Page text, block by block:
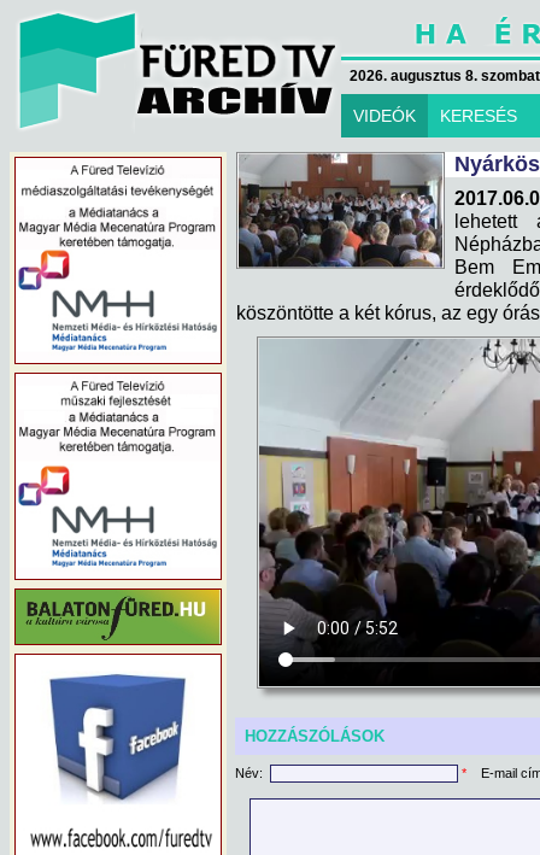
2026. augusztus 8.
VIDEÓK KERESÉS
lehetett
Bem
köszöntötte a két kórus, az egy
HOZZÁSZÓLÁSOK
Név: * E-mail